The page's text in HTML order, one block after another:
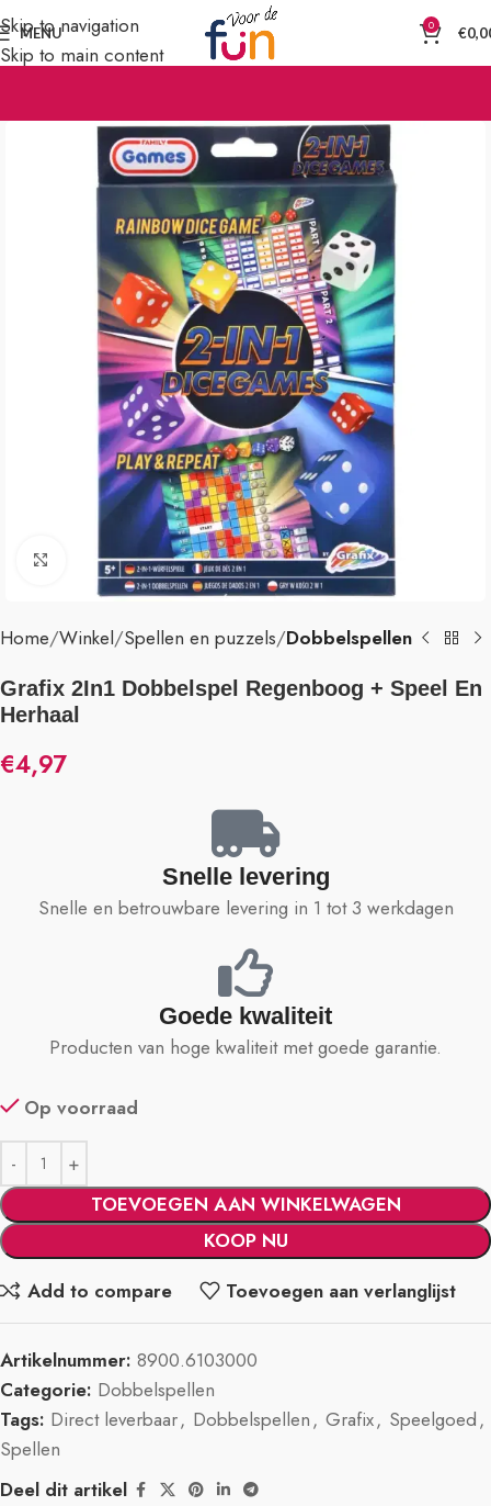
Skip to navigation
Skip to main content
MENU 0 €
Klik om te vergroten
Home Winkel Spellen en puzzels Dobbelspellen
Grafix 2In1 Dobbelspel Regenboog + Speel En
Herhaal
€4,97
Snelle levering
Snelle en betrouwbare levering in 1 tot 3 werkdagen
Goede kwaliteit
Producten van hoge kwaliteit met goede garantie.
Op voorraad
TOEVOEGEN AAN WINKELWAGEN
KOOP NU
Add to compare
Toevoegen aan verlanglijst
Artikelnummer: 8900.6103000
Categorie: Dobbelspellen
Tags: Direct leverbaar, Dobbelspellen, Grafix, Speelgoed,
Spellen
Deel dit artikel